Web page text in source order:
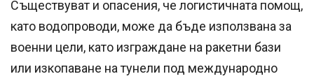
Съществуват и опасения, че логистичната помощ,
като водопроводи, може да бъде използвана за
военни цели, като изграждане на ракетни бази
или изкопаване на тунели под международно